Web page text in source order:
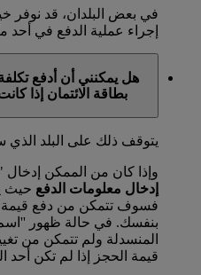
في بعض البلدان، قد نوفر
إجراء عملية الدفع في أحد
هل يمكنني أن أدفع
بطاقة الائتمان إذا
يتوقف ذلك على البلد الذي
وإذا كان من الممكن
إدخال معلومات الدفع حيث
فسوف تتمكن من دفع قيمة
بنفسك. في حالة ظهور ''اسم
المنسدلة ولم تتمكن من
قيمة الحجز إذا لم تكن أحد